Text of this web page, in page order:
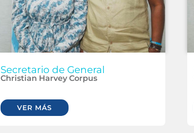
Secretario de General
Christian Harvey Corpus
VER MÁS